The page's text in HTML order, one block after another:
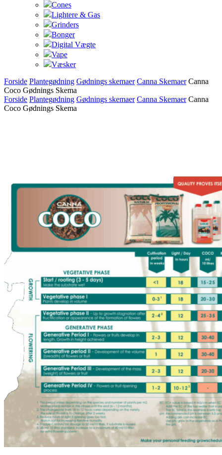
Cones
Lightere & Gas
Grinders
Bonger
Digital Vægte
Vape
Væsker
Forside Plantegødning Gødnings skemaer Canna Skemaer Canna
Coco Gødnings Skema
Forside Plantegødning Gødnings skemaer Canna Skemaer Canna
Coco Gødnings Skema